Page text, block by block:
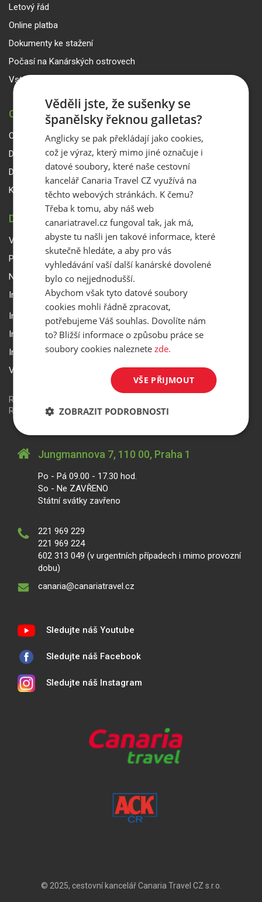
Letový řád
Online platba
Dokumenty ke stažení
Počasí na Kanárských ostrovech
Vstup pro partnery
CANARIA TRAVEL CZ
O Canaria Travel CZ
Dárkové poukazy
Delegáti
Kontakty
DŮLEŽITÉ INFORMACE
Všeobecné smluvní podmínky a reklamační řád
Přepravní podmínky Smartwings
Nastavení a ochrana soukromí
Informace k rezervaci zájezdu
Informace k pojištění
Informace k letecké přepravě
Informace k ubytování a pobytu
Volitelné doplňkové služby
Redakční systém
RealizaceMagicWare
Jungmannova 7, 110 00, Praha 1
Po - Pá 09.00 - 17.30 hod.
So - Ne ZAVŘENO
Státní svátky zavřeno
221 969 229
221 969 224
602 313 049 (v urgentních případech i mimo provozní
dobu)
canaria@canariatravel.cz
Sledujte náš Youtube
Sledujte náš Facebook
Sledujte náš Instagram
© 2025, cestovní kancelář Canaria Travel CZ s.r.o.
Věděli jste, že sušenky se
španělsky řeknou galletas?
Anglicky se pak překládají jako cookies,
což je výraz, který mimo jiné označuje i
datové soubory, které naše cestovní
kancelář Canaria Travel CZ využívá na
těchto webových stránkách. K čemu?
Třeba k tomu, aby náš web
canariatravel.cz fungoval tak, jak má,
abyste tu našli jen takové informace, které
skutečně hledáte, a aby pro vás
vyhledávání vaší další kanárské dovolené
bylo co nejjednodušší.
Abychom však tyto datové soubory
cookies mohli řádně zpracovat,
potřebujeme Váš souhlas. Dovolíte nám
to? Bližší informace o způsobu práce se
soubory cookies naleznetezde.
VŠE PŘIJMOUT
ZOBRAZIT PODROBNOSTI